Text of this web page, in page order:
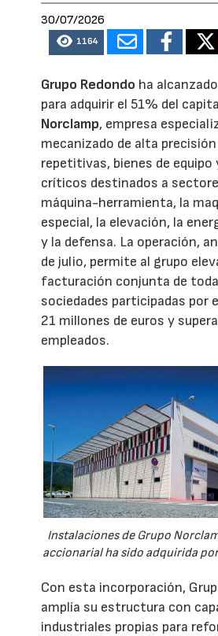
30/07/2026
1164
Grupo Redondo ha
para adquirir el 51% del
Norclamp, empresa
mecanizado de alta
repetitivas, bienes de
críticos destinados a
máquina-herramienta, la
especial, la elevación, la
y la defensa. La operación,
de julio, permite al grupo
facturación conjunta de
sociedades participadas por
21 millones de euros y
empleados.
Instalaciones de Grupo
accionarial ha sido adquirida
Con esta incorporación,
amplía su estructura con
industriales propias para